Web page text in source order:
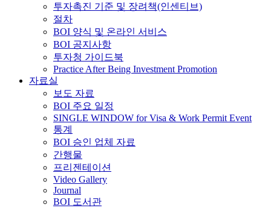
투자촉진 기준 및 장려책(인센티브)
절차
BOI 양식 및 온라인 서비스
BOI 공지사항
투자청 가이드북
Practice After Being Investment Promotion
자료실
보도 자료
BOI 주요 일정
SINGLE WINDOW for Visa & Work Permit Event
통계
BOI 승인 업체 자료
간행물
프리젠테이션
Video Gallery
Journal
BOI 도서관